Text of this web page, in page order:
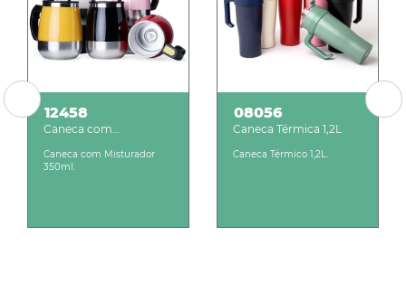
12458
Caneca com
Caneca com Misturador
350ml.
08056
Caneca Térmica 1,2L
Caneca Térmico 1,2L.